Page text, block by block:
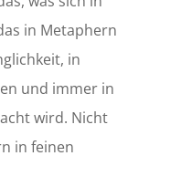
in Metaphern
in
und immer in
wird. Nicht
in feinen